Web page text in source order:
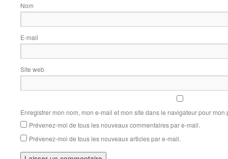
Nom
E-mail
Site web
Enregistrer mon nom, mon e-mail et mon site dans le navigateur pour
Prévenez-moi de tous les nouveaux commentaires par e-mail.
Prévenez-moi de tous les nouveaux articles par e-mail.